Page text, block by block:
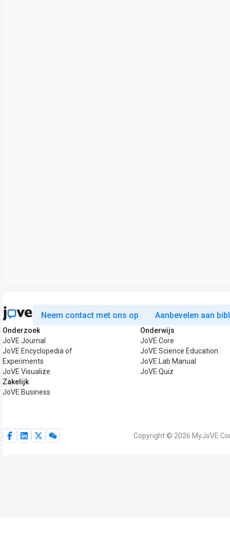
Neem contact met ons op Aanbevelen aan
Onderzoek
JoVE Journal
JoVE Encyclopedia of
Experiments
JoVE Visualize
Zakelijk
JoVE Business
Onderwijs
JoVE Core
JoVE Science Education
JoVE Lab Manual
JoVE Quiz
Copyright © 2026 MyJoVE